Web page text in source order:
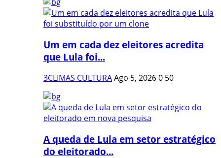
Um em cada dez eleitores acredita
que Lula foi...
3CLIMAS CULTURAAgo 5, 20260 50
A queda de Lula em setor estratégico
do eleitorado...